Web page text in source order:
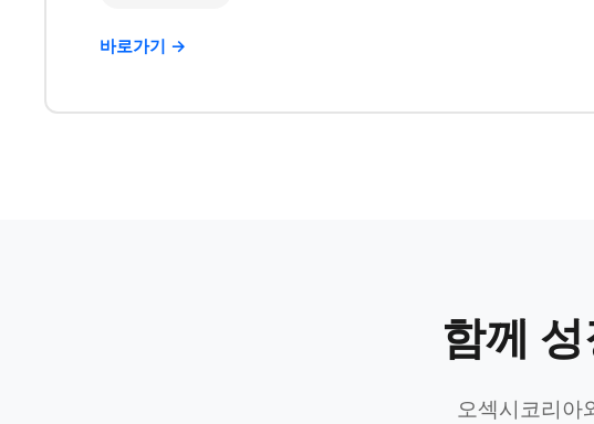
바로가기 →
함께
오섹시코리아